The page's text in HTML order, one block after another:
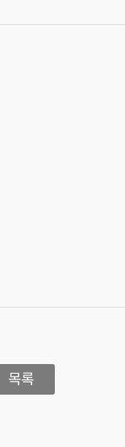
목록